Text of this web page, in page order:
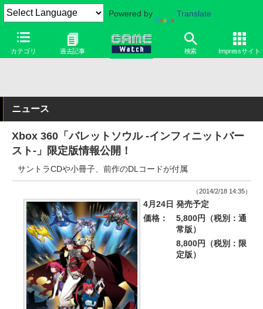
Powered by Translate
カテゴリ 過去記事 検索 Impressサイト
ニュース
Xbox 360「バレットソウル -インフィニットバー
スト-」限定版情報公開！
サントラCDや小冊子、前作のDLコードが付属
（2014/2/18 14:35）
4月24日 発売予定
価格：
5,800円（税別：通
常版）
8,800円（税別：限
定版）